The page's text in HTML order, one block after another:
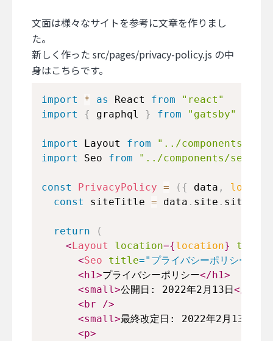
文面は様々なサイトを参考に文章を作りまし
た。
新しく作った src/pages/privacy-policy.js の中
身はこちらです。
import * as React from
"react"
import
{ graphql } from "gatsby"
import Layout from
"../components/
import
Seo from "../components/seo"
const PrivacyPolicy = ( { data ,
const
siteTitle = data . site .
return
(
<Layout location={location} title
<Seo title=" プライバシーポリシー
<h1>プライバシーポリシー</h1>
<small >公開日: 2022年2月13日</
<br
/>
<small >最終改定日: 2022年2月13日
<p>